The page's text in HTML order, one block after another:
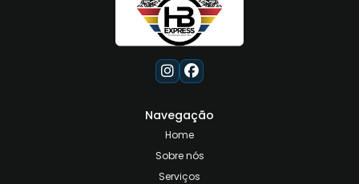
Navegação
Home
Sobre nós
Serviços